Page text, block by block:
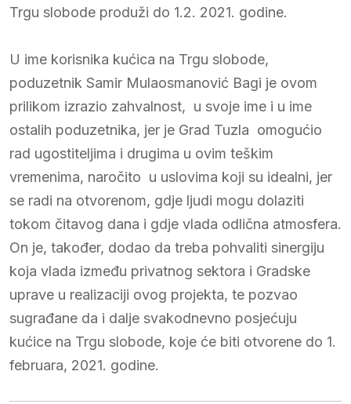
Trgu slobode produži do 1.2. 2021. godine.
U ime korisnika kućica na Trgu slobode,
poduzetnik Samir Mulaosmanović Bagi je ovom
prilikom izrazio zahvalnost, u svoje ime i u ime
ostalih poduzetnika, jer je Grad Tuzla omogućio
rad ugostiteljima i drugima u ovim teškim
vremenima, naročito u uslovima koji su idealni, jer
se radi na otvorenom, gdje ljudi mogu dolaziti
tokom čitavog dana i gdje vlada odlična atmosfera.
On je, također, dodao da treba pohvaliti sinergiju
koja vlada između privatnog sektora i Gradske
uprave u realizaciji ovog projekta, te pozvao
sugrađane da i dalje svakodnevno posjećuju
kućice na Trgu slobode, koje će biti otvorene do 1.
februara, 2021. godine.